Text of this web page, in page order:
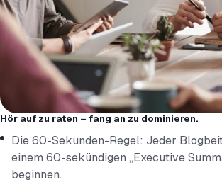
Hör auf zu raten – fang an zu dominieren.
Die 60-Sekunden-Regel: Jeder
einem 60-sekündigen „Executive
beginnen.